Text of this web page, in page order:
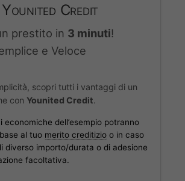
Younited Credit
prestito in 3 minuti!
e Veloce
scopri tutti i vantaggi di un
con Younited Credit.
economiche dell’esempio potranno
al tuo merito creditizio o in caso
diverso importo/durata o di adesione
facoltativa.